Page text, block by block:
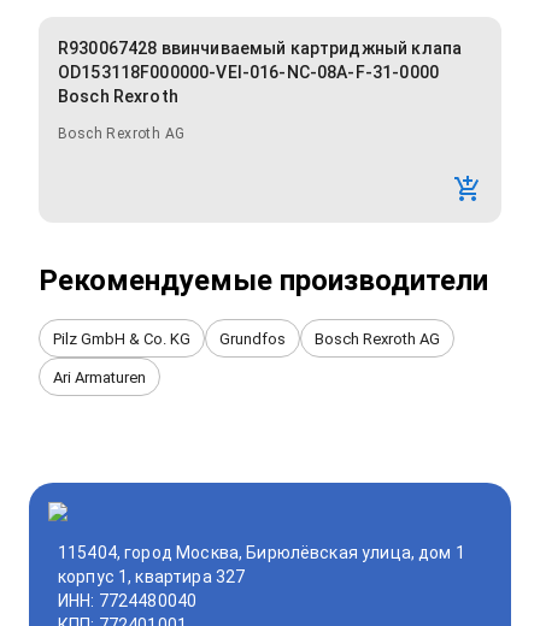
R930067428 ввинчиваемый картриджный клапа
OD153118F000000-VEI-016-NC-08A-F-31-0000
Bosch Rexroth
Bosch Rexroth AG
Рекомендуемые производители
Pilz GmbH & Co. KG Grundfos Bosch Rexroth AG
Ari Armaturen
115404, город Москва, Бирюлёвская улица, дом 1
корпус 1, квартира 327
ИНН: 7724480040